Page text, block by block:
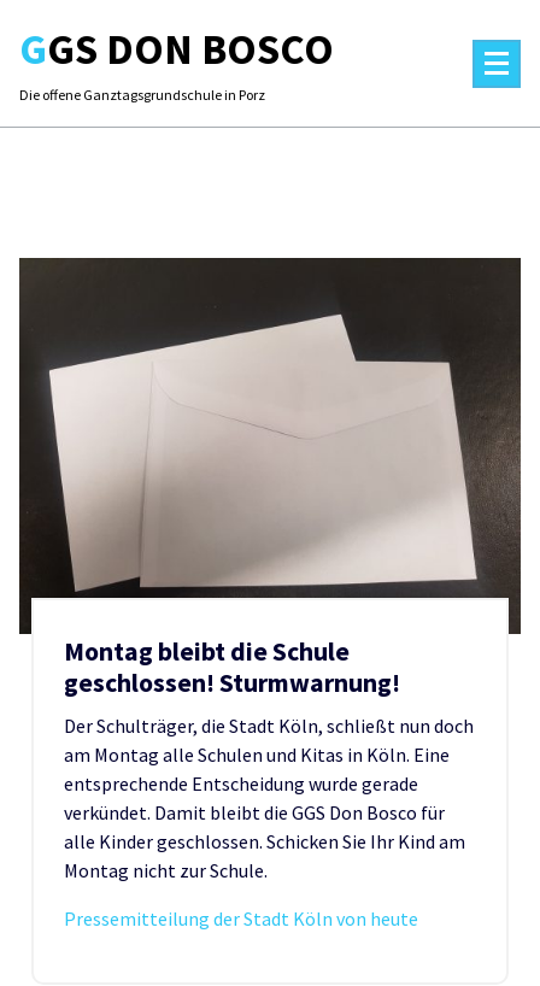
contentGGS DON BOSCO
Die offene Ganztagsgrundschule in Porz
Montag bleibt die Schule
geschlossen! Sturmwarnung!
Der Schulträger, die Stadt Köln, schließt nun doch
am Montag alle Schulen und Kitas in Köln. Eine
entsprechende Entscheidung wurde gerade
verkündet. Damit bleibt die GGS Don Bosco für
alle Kinder geschlossen. Schicken Sie Ihr Kind am
Montag nicht zur Schule.
Pressemitteilung der Stadt Köln von heute